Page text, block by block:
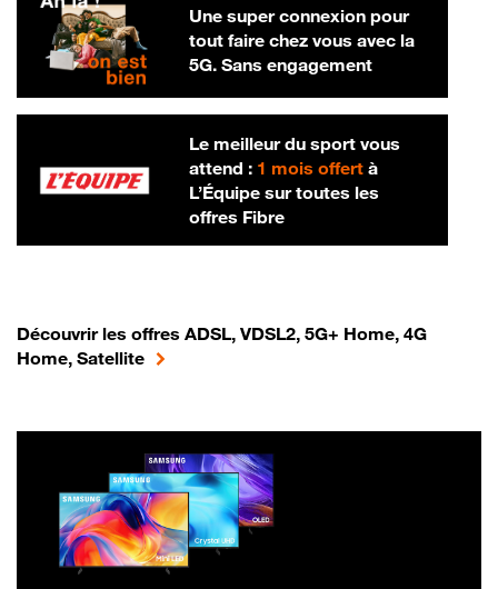
Une super connexion pour
tout faire chez vous avec la
5G. Sans engagement
Le meilleur du sport vous
attend : 1 mois offertà
L’Équipe sur toutes les
offres Fibre
Découvrir les offres ADSL, VDSL2, 5G+ Home, 4G
Home, Satellite